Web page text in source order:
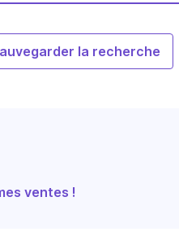
la recherche
ventes !